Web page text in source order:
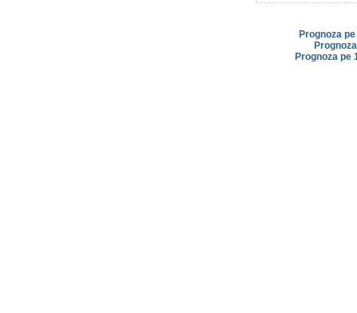
Prognoza
Prognoza pe